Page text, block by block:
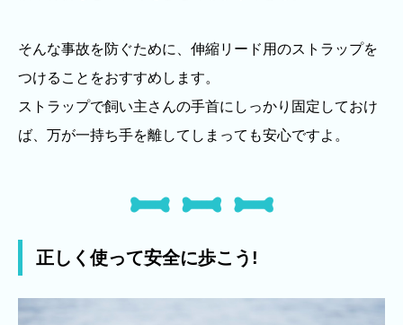
そんな事故を防ぐために、伸縮リード用のストラップを
つけることをおすすめします。
ストラップで飼い主さんの手首にしっかり固定しておけ
ば、万が一持ち手を離してしまっても安心ですよ。
正しく使って安全に歩こう!